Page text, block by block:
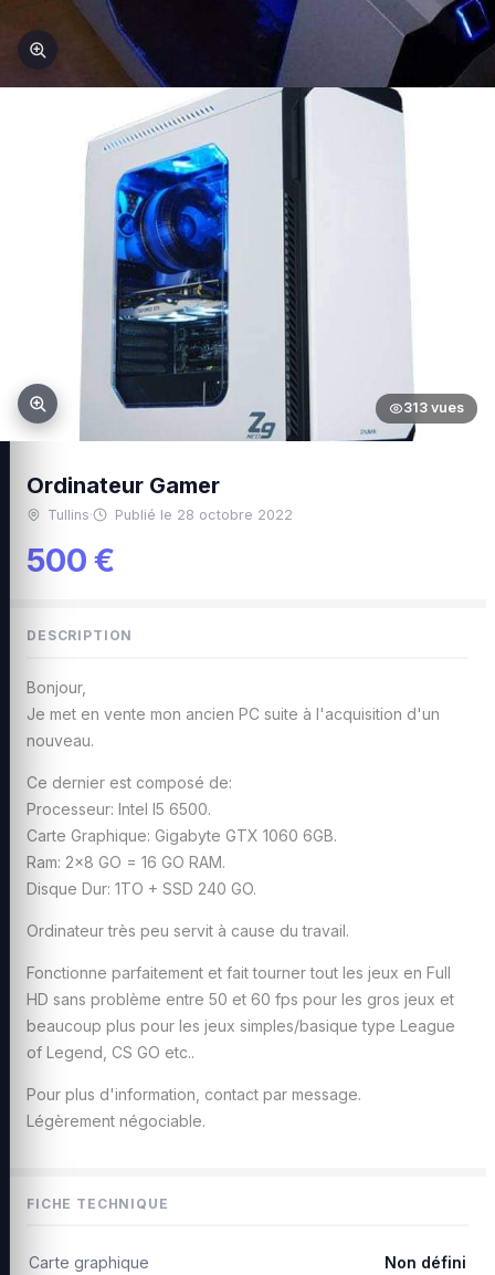
313 vues
DESCRIPTION
Bonjour,
Je met en vente mon ancien PC suite à l'acquisition d'un
nouveau.
Ce dernier est composé de:
Processeur: Intel I5 6500.
Carte Graphique: Gigabyte GTX 1060 6GB.
Ram: 2x8 GO = 16 GO RAM.
Disque Dur: 1TO + SSD 240 GO.
Ordinateur très peu servit à cause du travail.
Fonctionne parfaitement et fait tourner tout les jeux en Full
HD sans problème entre 50 et 60 fps pour les gros jeux et
beaucoup plus pour les jeux simples/basique type League
of Legend, CS GO etc..
Pour plus d'information, contact par message.
Légèrement négociable.
Ordinateur Gamer
Tullins· Publié le 28 octobre 2022
500 €
FICHE TECHNIQUE
Carte graphique Non défini